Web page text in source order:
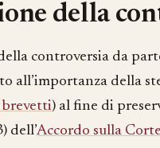
della
controversia da
all’importanza della
) al fine di
dell’Accordo sulla